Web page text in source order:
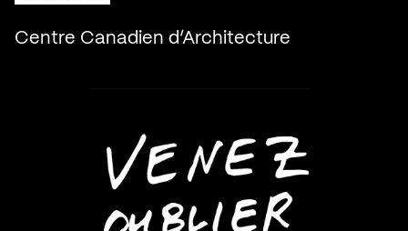
Centre Canadien d’Architecture